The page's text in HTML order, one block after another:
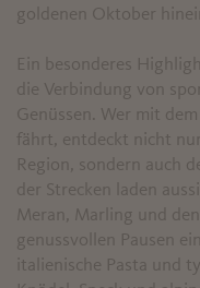
goldenen Oktober
Ein besonderes
die Verbindung von
Genüssen. Wer mit
fährt, entdeckt nicht
Region, sondern auch
der Strecken laden
Meran, Marling und
genussvollen Pausen
italienische Pasta und